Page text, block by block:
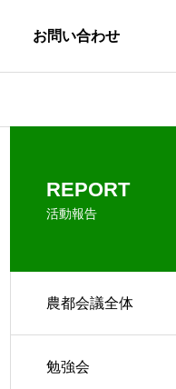
お問い合わせ
REPORT
活動報告
農都会議全体
勉強会